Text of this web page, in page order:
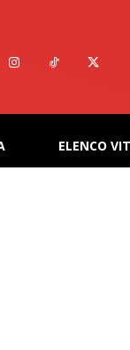
ELENCO